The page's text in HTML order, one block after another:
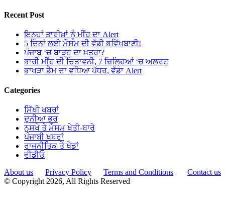
Recent Post
ਇਨ੍ਹਾਂ ਤਾਰੀਖ਼ਾਂ ਨੂੰ ਮੀਂਹ ਦਾ Alert
5 ਦਿਨਾਂ ਲਈ ਮੌਸਮ ਦੀ ਵੱਡੀ ਭਵਿੱਖਬਾਣੀ!
ਪੰਜਾਬ ‘ਚ ਬਾੜ੍ਹ ਦਾ ਖ਼ਤਰਾ?
ਭਾਰੀ ਮੀਂਹ ਦੀ ਚਿਤਾਵਨੀ, 7 ਜ਼ਿਲ੍ਹਿਆਂ ‘ਚ ਅਲਰਟ
ਭਾਖੜਾ ਡੈਮ ਦਾ ਵਧਿਆ ਪੱਧਰ, ਵੱਡਾ Alert
Categories
ਸਿੱਖੀ ਖਬਰਾਂ
ਦੁਨੀਆ ਭਰ
ਨੁਸਖੇ ਤੇ ਮੌਸਮ ਖੇਤੀ-ਬਾਰੇ
ਪੰਜਾਬੀ ਖਬਰਾਂ
ਰਾਜਨੀਤਿਕ ਤੇ ਖੇਡਾਂ
ਵੀਡੀਓ
About us
Privacy Policy Terms and Conditions
Contact us
© Copyright 2026, All Rights Reserved